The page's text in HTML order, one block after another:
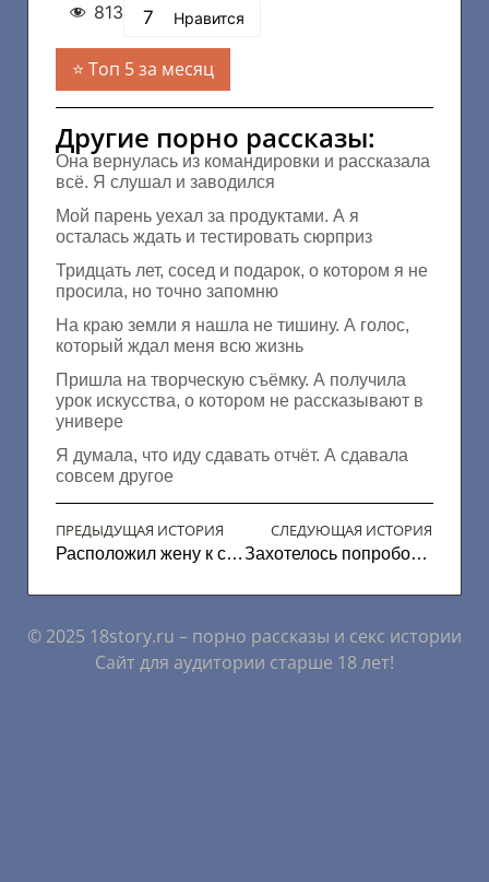
813 7 Нравится
Топ 5 за месяц
Другие порно рассказы:
Она вернулась из командировки и рассказала
всё. Я слушал и заводился
Мой парень уехал за продуктами. А я
осталась ждать и тестировать сюрприз
Тридцать лет, сосед и подарок, о котором я не
просила, но точно запомню
На краю земли я нашла не тишину. А голос,
который ждал меня всю жизнь
Пришла на творческую съёмку. А получила
урок искусства, о котором не рассказывают в
универе
Я думала, что иду сдавать отчёт. А сдавала
совсем другое
ПРЕДЫДУЩАЯ ИСТОРИЯ
Расположил жену к свингу
СЛЕДУЮЩАЯ ИСТОРИЯ
Захотелось попробовать втроем
© 2025 18story.ru – порно рассказы и секс истории
Сайт для аудитории старше 18 лет!